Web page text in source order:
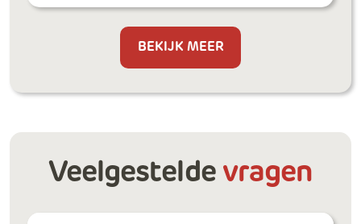
BEKIJK MEER
Veelgestelde vragen